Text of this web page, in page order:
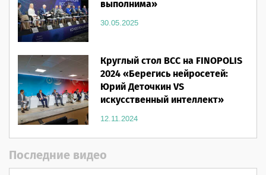
выполнима»
30.05.2025
Круглый стол ВСС на FINOPOLIS
2024 «Берегись нейросетей:
Юрий Деточкин VS
искусственный интеллект»
12.11.2024
Последние видео